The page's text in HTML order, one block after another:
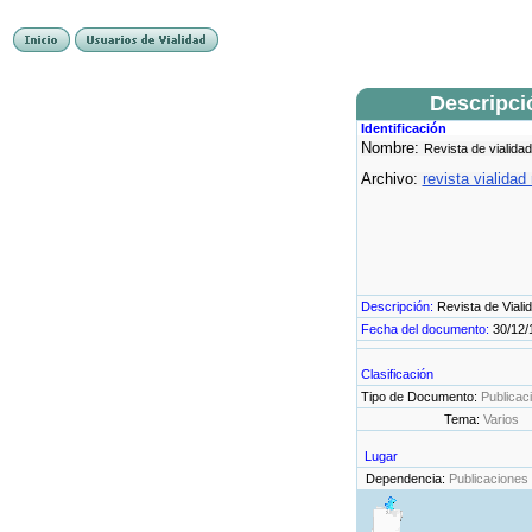
Identificación
Nombre: Revista de
Archivo: revista vialidad
Descripción: Revista de
Fecha del documento: 30/12/
Clasificación
Tipo de Documento:
Tema: Varios
Lugar
Dependencia: Publicaciones